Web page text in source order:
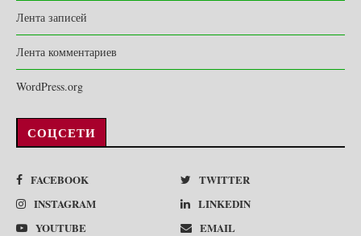
Лента записей
Лента комментариев
WordPress.org
СОЦСЕТИ
FACEBOOK
TWITTER
INSTAGRAM
LINKEDIN
YOUTUBE
EMAIL